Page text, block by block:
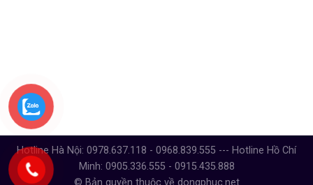
Hotline Hà Nội: 0978.637.118 - 0968.839.555 --- Hotline Hồ Chí
Minh: 0905.336.555 - 0915.435.888
© Bản quyền thuộc về dongphuc.net